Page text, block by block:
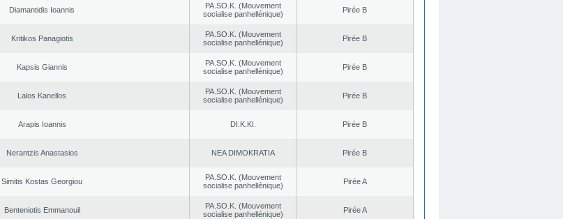
Diamantidis Ioannis
PA.SO.K. (Mouvement
socialise panhellénique)
Pirée B
Kritikos Panagiotis
PA.SO.K. (Mouvement
socialise panhellénique)
Pirée B
Kapsis Giannis
PA.SO.K. (Mouvement
socialise panhellénique)
Pirée B
Lalos Kanellos
PA.SO.K. (Mouvement
socialise panhellénique)
Pirée B
Arapis Ioannis DI.K.KI. Pirée B
Nerantzis Anastasios NEA DΙMOKRATIA Pirée B
Simitis Kostas Georgiou
PA.SO.K. (Mouvement
socialise panhellénique)
Pirée A
Benteniotis Emmanouil
PA.SO.K. (Mouvement
socialise panhellénique)
Pirée A